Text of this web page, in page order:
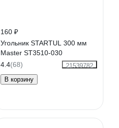
160 ₽
Угольник STARTUL 300 мм
Master ST3510-030
4.4(68)
21539782
В корзину